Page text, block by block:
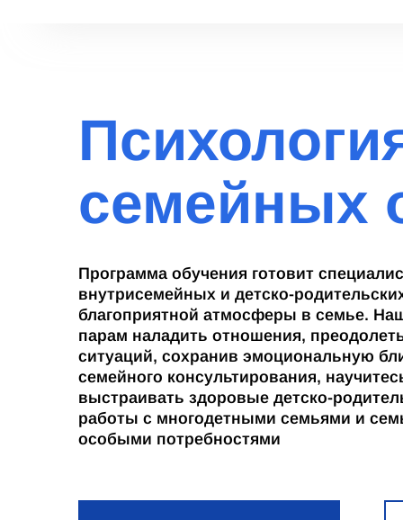
семейных
Программа обучения готовит
внутрисемейных и детско-
благоприятной атмосферы в семье.
парам наладить отношения,
ситуаций, сохранив эмоциональную
семейного консультирования,
выстраивать здоровые детско-
работы с многодетными семьями и
особыми потребностями